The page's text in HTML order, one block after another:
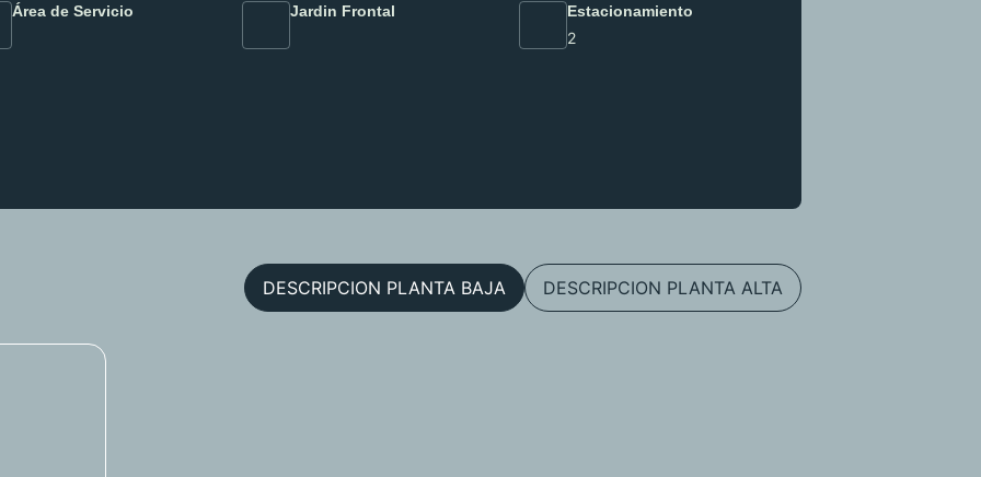
Área de Servicio Jardin Frontal Estacionamiento
2
DESCRIPCION PLANTA BAJA DESCRIPCION PLANTA ALTA